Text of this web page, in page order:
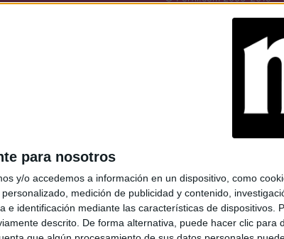
para nosotros
y/o accedemos a información en un dispositivo, como
medición de publicidad y contenido,
e identificación mediante las características de
descrito. De forma alternativa, puede hacer clic
perfilcom@perfil.com